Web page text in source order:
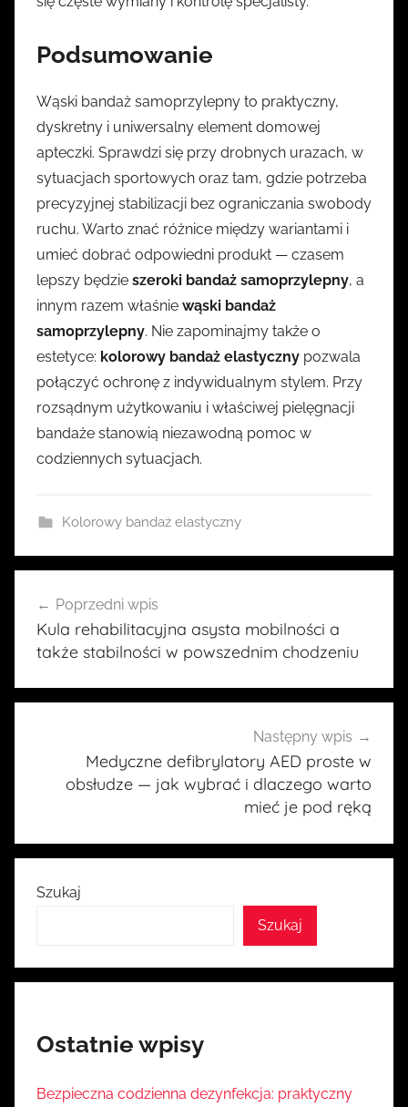
Podsumowanie
Wąski bandaż samoprzylepny to praktyczny,
dyskretny i uniwersalny element domowej
apteczki. Sprawdzi się przy drobnych urazach, w
sytuacjach sportowych oraz tam, gdzie potrzeba
precyzyjnej stabilizacji bez ograniczania swobody
ruchu. Warto znać różnice między wariantami i
umieć dobrać odpowiedni produkt — czasem
lepszy będzie szeroki bandaż samoprzylepny, a
innym razem właśnie wąski bandaż
samoprzylepny. Nie zapominajmy także o
estetyce: kolorowy bandaż elastyczny pozwala
połączyć ochronę z indywidualnym stylem. Przy
rozsądnym użytkowaniu i właściwej pielęgnacji
bandaże stanowią niezawodną pomoc w
codziennych sytuacjach.
Kolorowy bandaż elastyczny
wpisu
Poprzedni wpis
Kula rehabilitacyjna asysta mobilności a
także stabilności w powszednim chodzeniu
Następny wpis
Medyczne defibrylatory AED proste w
obsłudze — jak wybrać i dlaczego warto
mieć je pod ręką
Szukaj
Szukaj
Ostatnie wpisy
Bezpieczna codzienna dezynfekcja: praktyczny